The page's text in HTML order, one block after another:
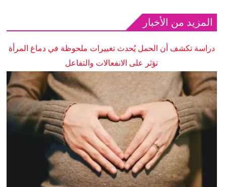
المزيد من الأخبار
دراسة تكشف أن الحمل يُحدث تغييرات ملحوظة في دماغ المرأة
تؤثر على الانفعالات والتفاعل